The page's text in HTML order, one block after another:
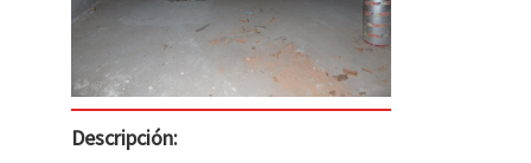
Descripción: